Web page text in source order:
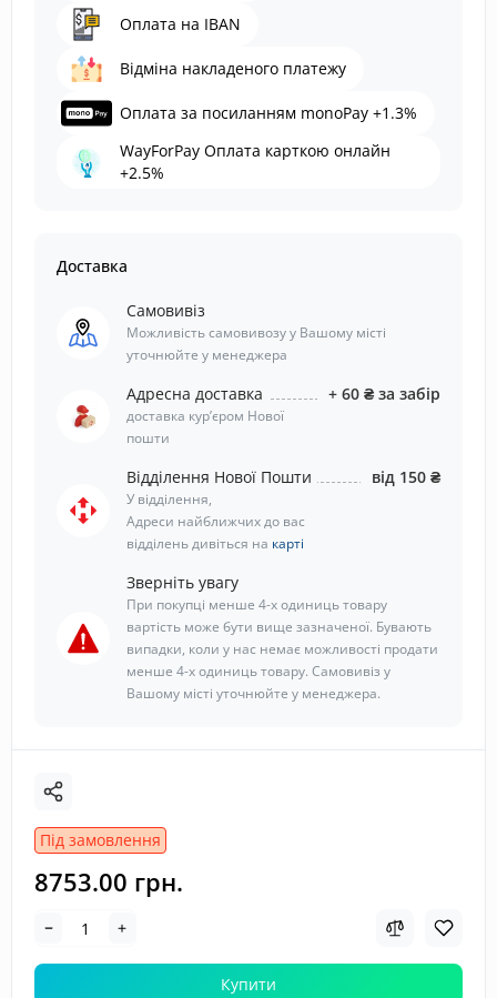
Оплата на IBAN
Відміна накладеного платежу
Оплата за посиланням monoPay +1.3%
WayForPay Оплата карткою онлайн
+2.5%
Доставка
Самовивіз
Можливість самовивозу у Вашому місті
уточнюйте у менеджера
Адресна доставка
доставка курʼєром Нової
пошти
+ 60 ₴ за забір
Відділення Нової Пошти
У відділення,
Адреси найближчих до вас
відділень дивіться на карті
від 150 ₴
Зверніть увагу
При покупці менше 4-х одиниць товару
вартість може бути вище зазначеної. Бувають
випадки, коли у нас немає можливості продати
менше 4-х одиниць товару. Самовивіз у
Вашому місті уточнюйте у менеджера.
Під замовлення
8753.00 грн.
Купити